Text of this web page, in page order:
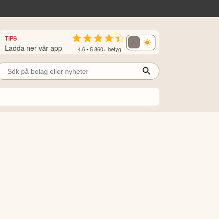
TIPS
Ladda ner vår app 4.6 • 5 860+ betyg